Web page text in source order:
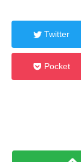
Twitter
Pocket